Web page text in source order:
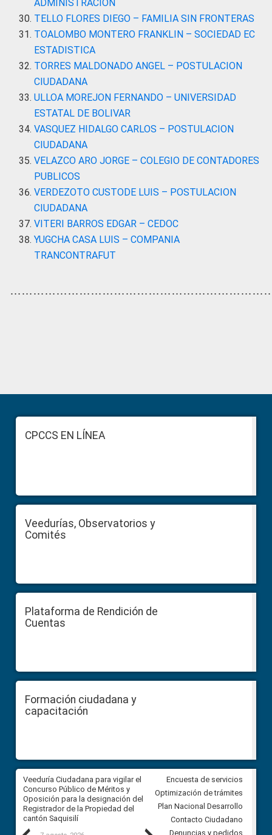
ADMINISTRACION
TELLO FLORES DIEGO – FAMILIA SIN FRONTERAS
TOALOMBO MONTERO FRANKLIN – SOCIEDAD EC
ESTADISTICA
TORRES MALDONADO ANGEL – POSTULACION
CIUDADANA
ULLOA MOREJON FERNANDO – UNIVERSIDAD
ESTATAL DE BOLIVAR
VASQUEZ HIDALGO CARLOS – POSTULACION
CIUDADANA
VELAZCO ARO JORGE – COLEGIO DE CONTADORES
PUBLICOS
VERDEZOTO CUSTODE LUIS – POSTULACION
CIUDADANA
VITERI BARROS EDGAR – CEDOC
YUGCHA CASA LUIS – COMPANIA
TRANCONTRAFUT
Sidebar
FooterCPCCS EN LÍNEA
Veedurías, Observatorios y
Comités
Plataforma de Rendición de
Cuentas
Formación ciudadana y
capacitación
Veeduría Ciudadana para vigilar el
Concurso Público de Méritos y
Oposición para la designación del
Registrador de la Propiedad del
cantón Saquisilí
Veeduría Ciudadana para
construcción del asfaltado de
Ballenita del cantón Santa
Encuesta de servicios
Optimización de trámites
Plan Nacional Desarrollo
Contacto Ciudadano
Denuncias y pedidos